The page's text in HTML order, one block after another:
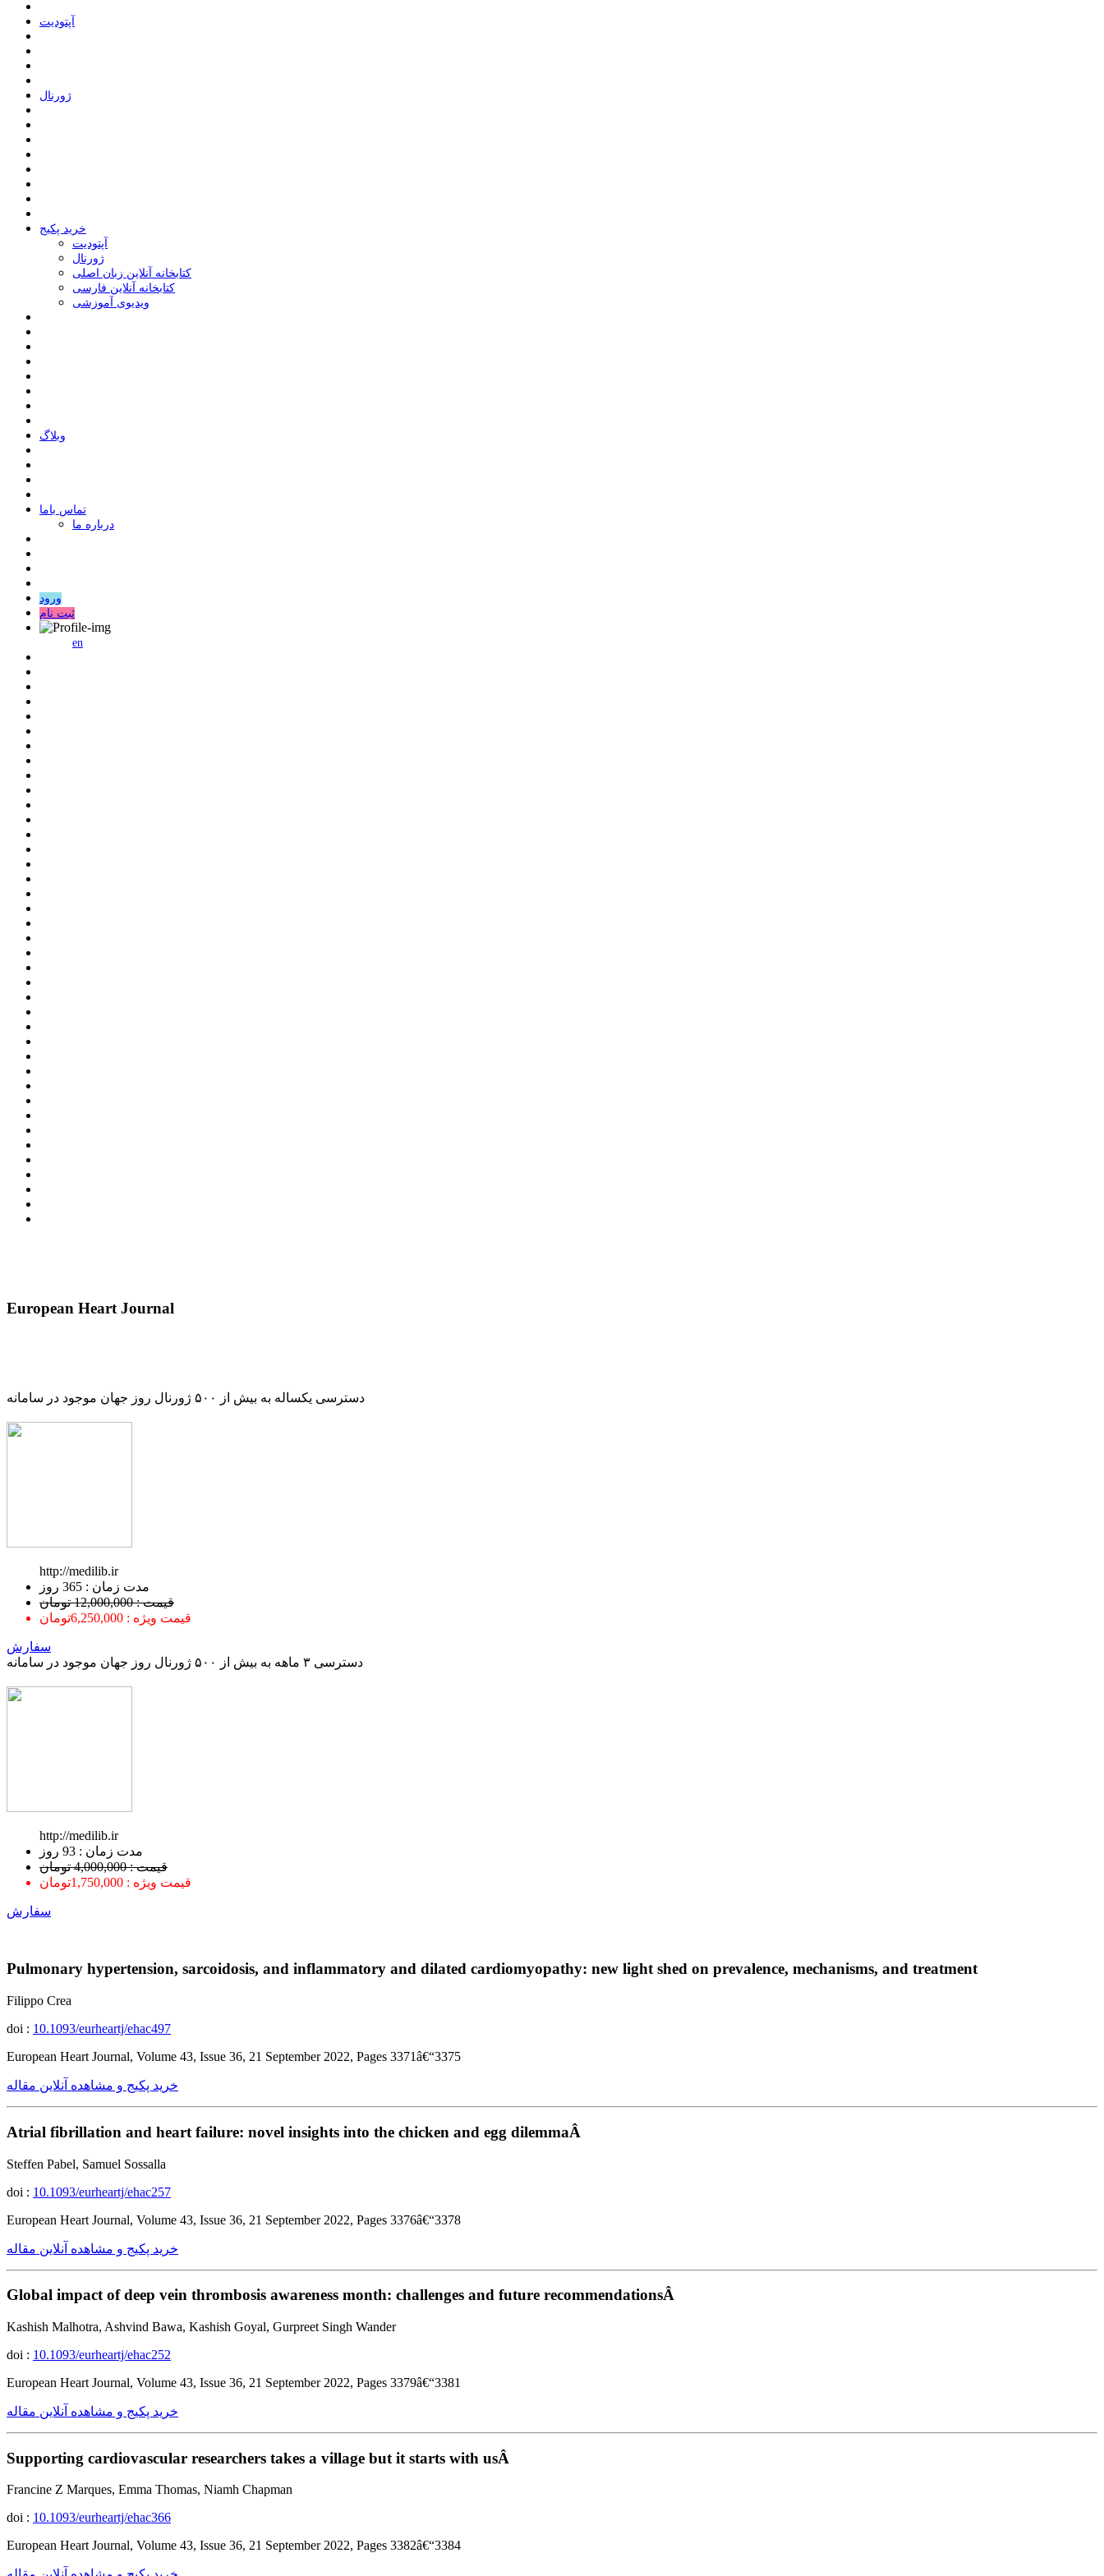
ﺁﭘﺘﻮﺩﯾﺖ
ﮊﻭﺭﻧﺎﻝ
خرید پکیج
ﺁﭘﺘﻮﺩﯾﺖ
ﮊﻭﺭﻧﺎﻝ
کتابخانه آنلاین زبان اصلی
کتابخانه آنلاین فارسی
ویدیوی آموزشی
وبلاگ
ﺗﻤﺎﺱ ﺑﺎﻣﺎ
درباره ما
ورود
ثبت نام
en
European Heart Journal
دسترسی یکساله به بیش از ۵۰۰ ژورنال روز جهان موجود در سامانه
http://medilib.ir
ﻣﺪﺕ ﺯﻣﺎﻥ : 365 ﺭﻭﺯ
قیمت : 12,000,000 تومان
قیمت ویژه : 6,250,000تومان
سفارش
دسترسی ۳ ماهه به بیش از ۵۰۰ ژورنال روز جهان موجود در سامانه
http://medilib.ir
ﻣﺪﺕ ﺯﻣﺎﻥ : 93 ﺭﻭﺯ
قیمت : 4,000,000 تومان
قیمت ویژه : 1,750,000تومان
سفارش
Pulmonary hypertension, sarcoidosis, and inflammatory and dilated cardiomyopathy: new light shed on prevalence, mechanisms, and treatment
Filippo Crea
doi : 10.1093/eurheartj/ehac497
European Heart Journal, Volume 43, Issue 36, 21 September 2022, Pages 3371â€“3375
خرید پکیج و مشاهده آنلاین مقاله
Atrial fibrillation and heart failure: novel insights into the chicken and egg dilemmaÂ
Steffen Pabel, Samuel Sossalla
doi : 10.1093/eurheartj/ehac257
European Heart Journal, Volume 43, Issue 36, 21 September 2022, Pages 3376â€“3378
خرید پکیج و مشاهده آنلاین مقاله
Global impact of deep vein thrombosis awareness month: challenges and future recommendationsÂ
Kashish Malhotra, Ashvind Bawa, Kashish Goyal, Gurpreet Singh Wander
doi : 10.1093/eurheartj/ehac252
European Heart Journal, Volume 43, Issue 36, 21 September 2022, Pages 3379â€“3381
خرید پکیج و مشاهده آنلاین مقاله
Supporting cardiovascular researchers takes a village but it starts with usÂ
Francine Z Marques, Emma Thomas, Niamh Chapman
doi : 10.1093/eurheartj/ehac366
European Heart Journal, Volume 43, Issue 36, 21 September 2022, Pages 3382â€“3384